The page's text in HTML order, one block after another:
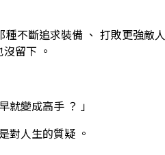
不斷追求裝備 、 打敗更強
留下 。
就變成高手 ？ 」
對人生的質疑 。